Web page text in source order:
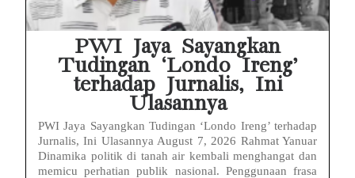
PWI Jaya Sayangkan
Tudingan ‘Londo Ireng’
terhadap Jurnalis, Ini
Ulasannya
PWI Jaya Sayangkan Tudingan ‘Londo Ireng’ terhadap
Jurnalis, Ini Ulasannya August 7, 2026 Rahmat Yanuar
Dinamika politik di tanah air kembali menghangat dan
memicu perhatian publik nasional. Penggunaan frasa